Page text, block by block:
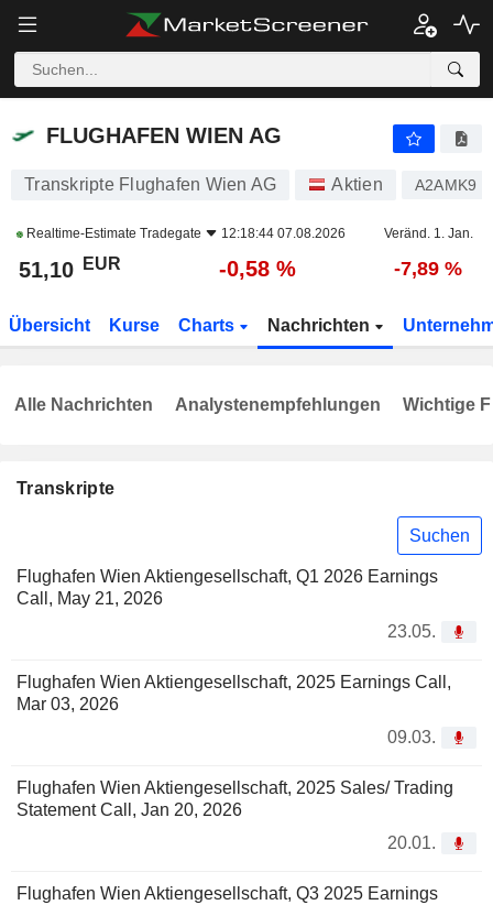
FLUGHAFEN WIEN AG
FLUGHAFEN WIEN AG
Transkripte Flughafen Wien AG Aktien A2AMK9
Realtime-Estimate Tradegate 12:18:44 07.08.2026 Veränd. 1. Jan.
51,10 EUR -0,58 % -7,89 %
Übersicht Kurse Charts Nachrichten
Transkripte
Suchen
Flughafen Wien Aktiengesellschaft, Q1 2026 Earnings
Call, May 21, 2026
23.05.
Flughafen Wien Aktiengesellschaft, 2025 Earnings Call,
Mar 03, 2026
09.03.
Flughafen Wien Aktiengesellschaft, 2025 Sales/ Trading
Statement Call, Jan 20, 2026
20.01.
Flughafen Wien Aktiengesellschaft, Q3 2025 Earnings
Alle Nachrichten Analystenempfehlungen Wichtige